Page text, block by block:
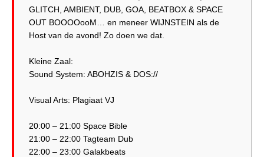
GLITCH, AMBIENT, DUB, GOA, BEATBOX & SPACE
OUT BOOOOooM… en meneer WIJNSTEIN als de
Host van de avond! Zo doen we dat.
Kleine Zaal:
Sound System: ABOHZIS & DOS://
Visual Arts: Plagiaat VJ
20:00 – 21:00 Space Bible
21:00 – 22:00 Tagteam Dub
22:00 – 23:00 Galakbeats